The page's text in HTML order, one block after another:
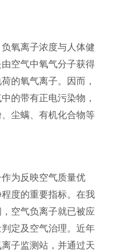
氧离子浓度与人体健
空气中氧气分子获得
的氧气离子。因而，
的带有正电污染物，
尘螨、有机化合物等
为反映空气质量优
度的重要指标。在我
空气负离子就已被应
定及空气治理。近年
子监测站，并通过天